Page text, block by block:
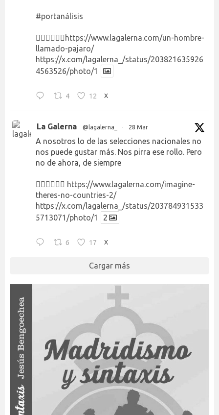
#portanálisis
👉🏻👉🏻👉🏻 https://www.lagalerna.com/un-hombre-
llamado-pajaro/
https://x.com/lagalerna_/status/203821635926
4563526/photo/1
4 12 X
La Galerna @lagalerna_ · 28 Mar
A nosotros lo de las selecciones nacionales no
nos puede gustar más. Nos pirra ese rollo. Pero
no de ahora, de siempre
👉🏻👉🏻👉🏻 https://www.lagalerna.com/imagine-
theres-no-countries-2/
https://x.com/lagalerna_/status/203784931533
5713071/photo/1
2
6 17 X
Cargar más